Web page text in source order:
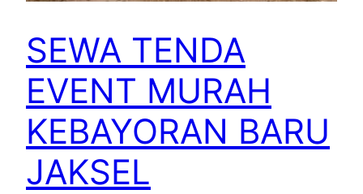
SEWA TENDA
EVENT MURAH
KEBAYORAN BARU
JAKSEL